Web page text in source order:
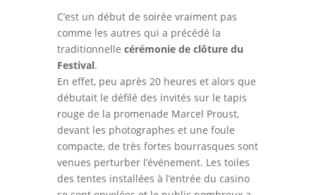
C’est un début de soirée vraiment pas
comme les autres qui a précédé la
traditionnelle cérémonie de clôture du
Festival.
En effet, peu après 20 heures et alors que
débutait le défilé des invités sur le tapis
rouge de la promenade Marcel Proust,
devant les photographes et une foule
compacte, de très fortes bourrasques sont
venues perturber l’événement. Les toiles
des tentes installées à l’entrée du casino